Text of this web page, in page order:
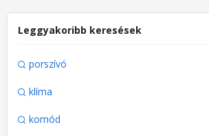
Leggyakoribb keresések
porszívó
klíma
komód